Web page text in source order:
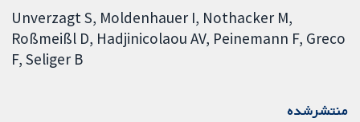
Unverzagt S Moldenhauer I Nothacker M
Roßmeißl D Hadjinicolaou AV Peinemann F Greco
F Seliger B
منتشرشده